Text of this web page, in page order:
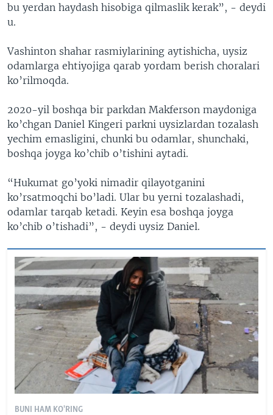
bu yerdan haydash hisobiga qilmaslik kerak”, - deydi
u.
Vashinton shahar rasmiylarining aytishicha, uysiz
odamlarga ehtiyojiga qarab yordam berish choralari
ko’rilmoqda.
2020-yil boshqa bir parkdan Makferson maydoniga
ko’chgan Daniel Kingeri parkni uysizlardan tozalash
yechim emasligini, chunki bu odamlar, shunchaki,
boshqa joyga ko’chib o’tishini aytadi.
“Hukumat go’yoki nimadir qilayotganini
ko’rsatmoqchi bo’ladi. Ular bu yerni tozalashadi,
odamlar tarqab ketadi. Keyin esa boshqa joyga
ko’chib o’tishadi”, - deydi uysiz Daniel.
BUNI HAM KO'RING